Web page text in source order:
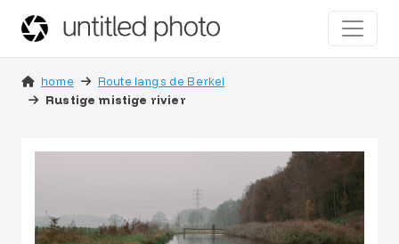
home
Route langs de Berkel
Rustige mistige rivier